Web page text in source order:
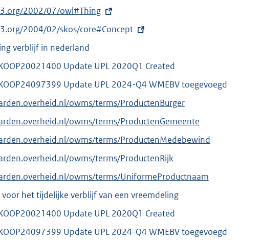
2002/07/owl#Thing
2004/02/skos/core#Concept
verblijf in nederland
Update UPL 2020Q1 Created
Update UPL 2024-Q4 WMEBV toegevoegd
owms/terms/ProductenBurger
owms/terms/ProductenGemeente
owms/terms/ProductenMedebewind
owms/terms/ProductenRijk
owms/terms/UniformeProductnaam
het tijdelijke verblijf van een vreemdeling
Update UPL 2020Q1 Created
Update UPL 2024-Q4 WMEBV toegevoegd